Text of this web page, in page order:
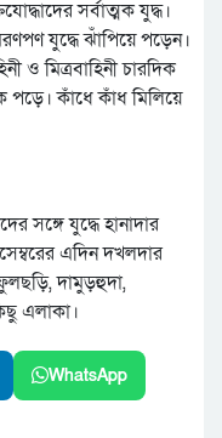
সর্বাত্মক যুদ্ধ।
যুদ্ধে ঝাঁপিয়ে পড়েন।
ও মিত্রবাহিনী চারদিক
পড়ে। কাঁধে কাঁধ মিলিয়ে
সঙ্গে যুদ্ধে হানাদার
এদিন দখলদার
দামুড়হুদা,
এলাকা।
WhatsApp